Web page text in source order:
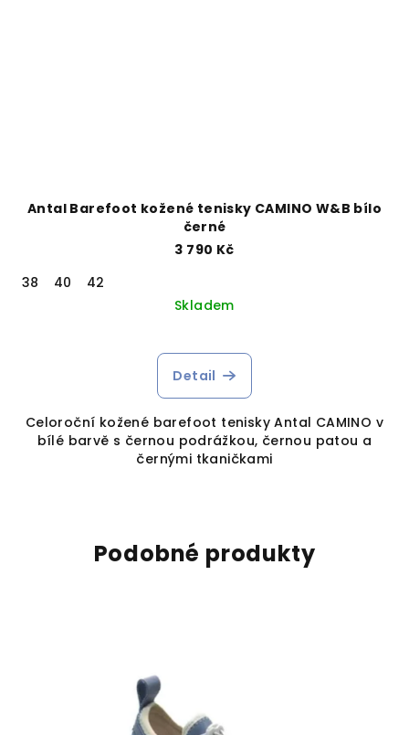
Antal Barefoot kožené tenisky CAMINO W&B bílo
černé
3 790 Kč
38
40
42
Skladem
Detail
Celoroční kožené barefoot tenisky Antal CAMINO v
bílé barvě s černou podrážkou, černou patou a
černými tkaničkami
Podobné produkty